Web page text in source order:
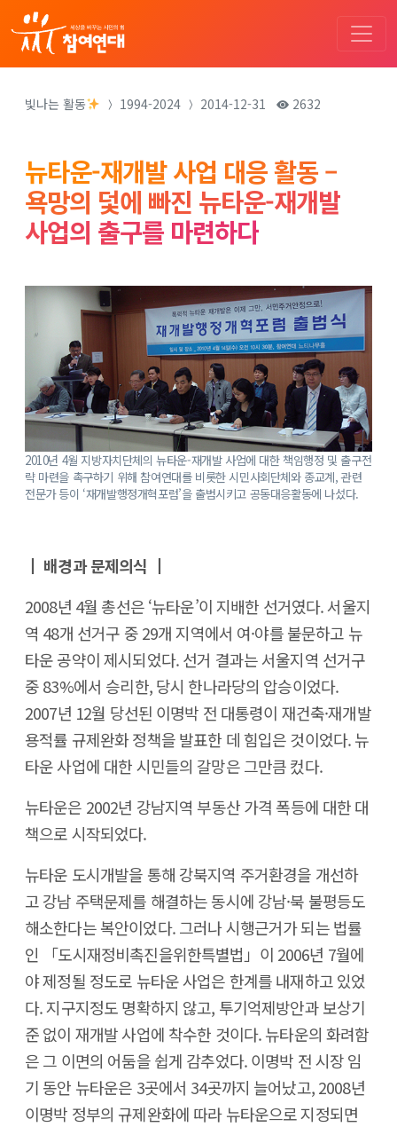
빛나는 활동 1994-2024 2014-12-31 2632
뉴타운-재개발 사업 대응 활동 –
욕망의 덫에 빠진 뉴타운-재개발
사업의 출구를 마련하다
2010년 4월 지방자치단체의 뉴타운-재개발 사업에 대한 책임행정 및 출구전
략 마련을 촉구하기 위해 참여연대를 비롯한 시민사회단체와 종교계, 관련
전문가 등이 ‘재개발행정개혁포럼’을 출범시키고 공동대응활동에 나섰다.
┃ 배경과 문제의식 ┃
2008년 4월 총선은 ‘뉴타운’이 지배한 선거였다. 서울지
역 48개 선거구 중 29개 지역에서 여·야를 불문하고 뉴
타운 공약이 제시되었다. 선거 결과는 서울지역 선거구
중 83%에서 승리한, 당시 한나라당의 압승이었다.
2007년 12월 당선된 이명박 전 대통령이 재건축·재개발
용적률 규제완화 정책을 발표한 데 힘입은 것이었다. 뉴
타운 사업에 대한 시민들의 갈망은 그만큼 컸다.
뉴타운은 2002년 강남지역 부동산 가격 폭등에 대한 대
책으로 시작되었다.
뉴타운 도시개발을 통해 강북지역 주거환경을 개선하
고 강남 주택문제를 해결하는 동시에 강남·북 불평등도
해소한다는 복안이었다. 그러나 시행근거가 되는 법률
인 「도시재정비촉진을위한특별법」이 2006년 7월에
야 제정될 정도로 뉴타운 사업은 한계를 내재하고 있었
다. 지구지정도 명확하지 않고, 투기억제방안과 보상기
준 없이 재개발 사업에 착수한 것이다. 뉴타운의 화려함
은 그 이면의 어둠을 쉽게 감추었다. 이명박 전 시장 임
기 동안 뉴타운은 3곳에서 34곳까지 늘어났고, 2008년
이명박 정부의 규제완화에 따라 뉴타운으로 지정되면